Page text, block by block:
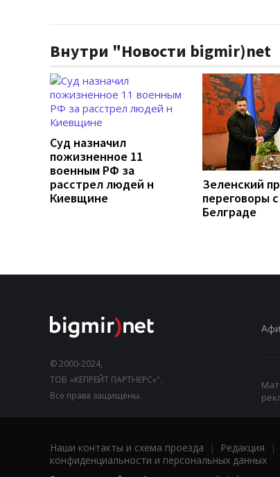
Внутри "Новости bigmir)net
Суд назначил
пожизненное 11
военным РФ за
расстрел людей н
Киевщине
Зеленский
переговоры
Белграде
© 2000-2024,
ТОВ «КЕПРЕЙТ ПАРТНЕРС»".
Все права защищены.
Наши контакты и схема проезда | Редакция |
конфиденциальности и персональных данных